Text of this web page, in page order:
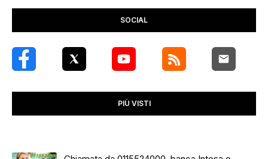
SOCIAL
PIÙ VISTI